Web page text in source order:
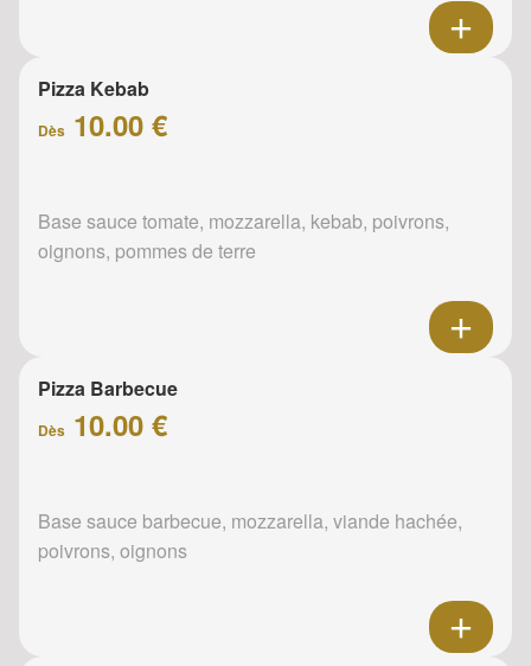
Pizza Kebab
Dès 10.00 €
Base sauce tomate, mozzarella, kebab, poivrons,
oignons, pommes de terre
Pizza Barbecue
Dès 10.00 €
Base sauce barbecue, mozzarella, viande hachée,
poivrons, oignons